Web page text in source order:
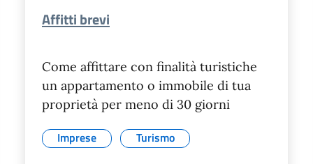
Affitti brevi
Come affittare con finalità turistiche
un appartamento o immobile di tua
proprietà per meno di 30 giorni
Imprese Turismo